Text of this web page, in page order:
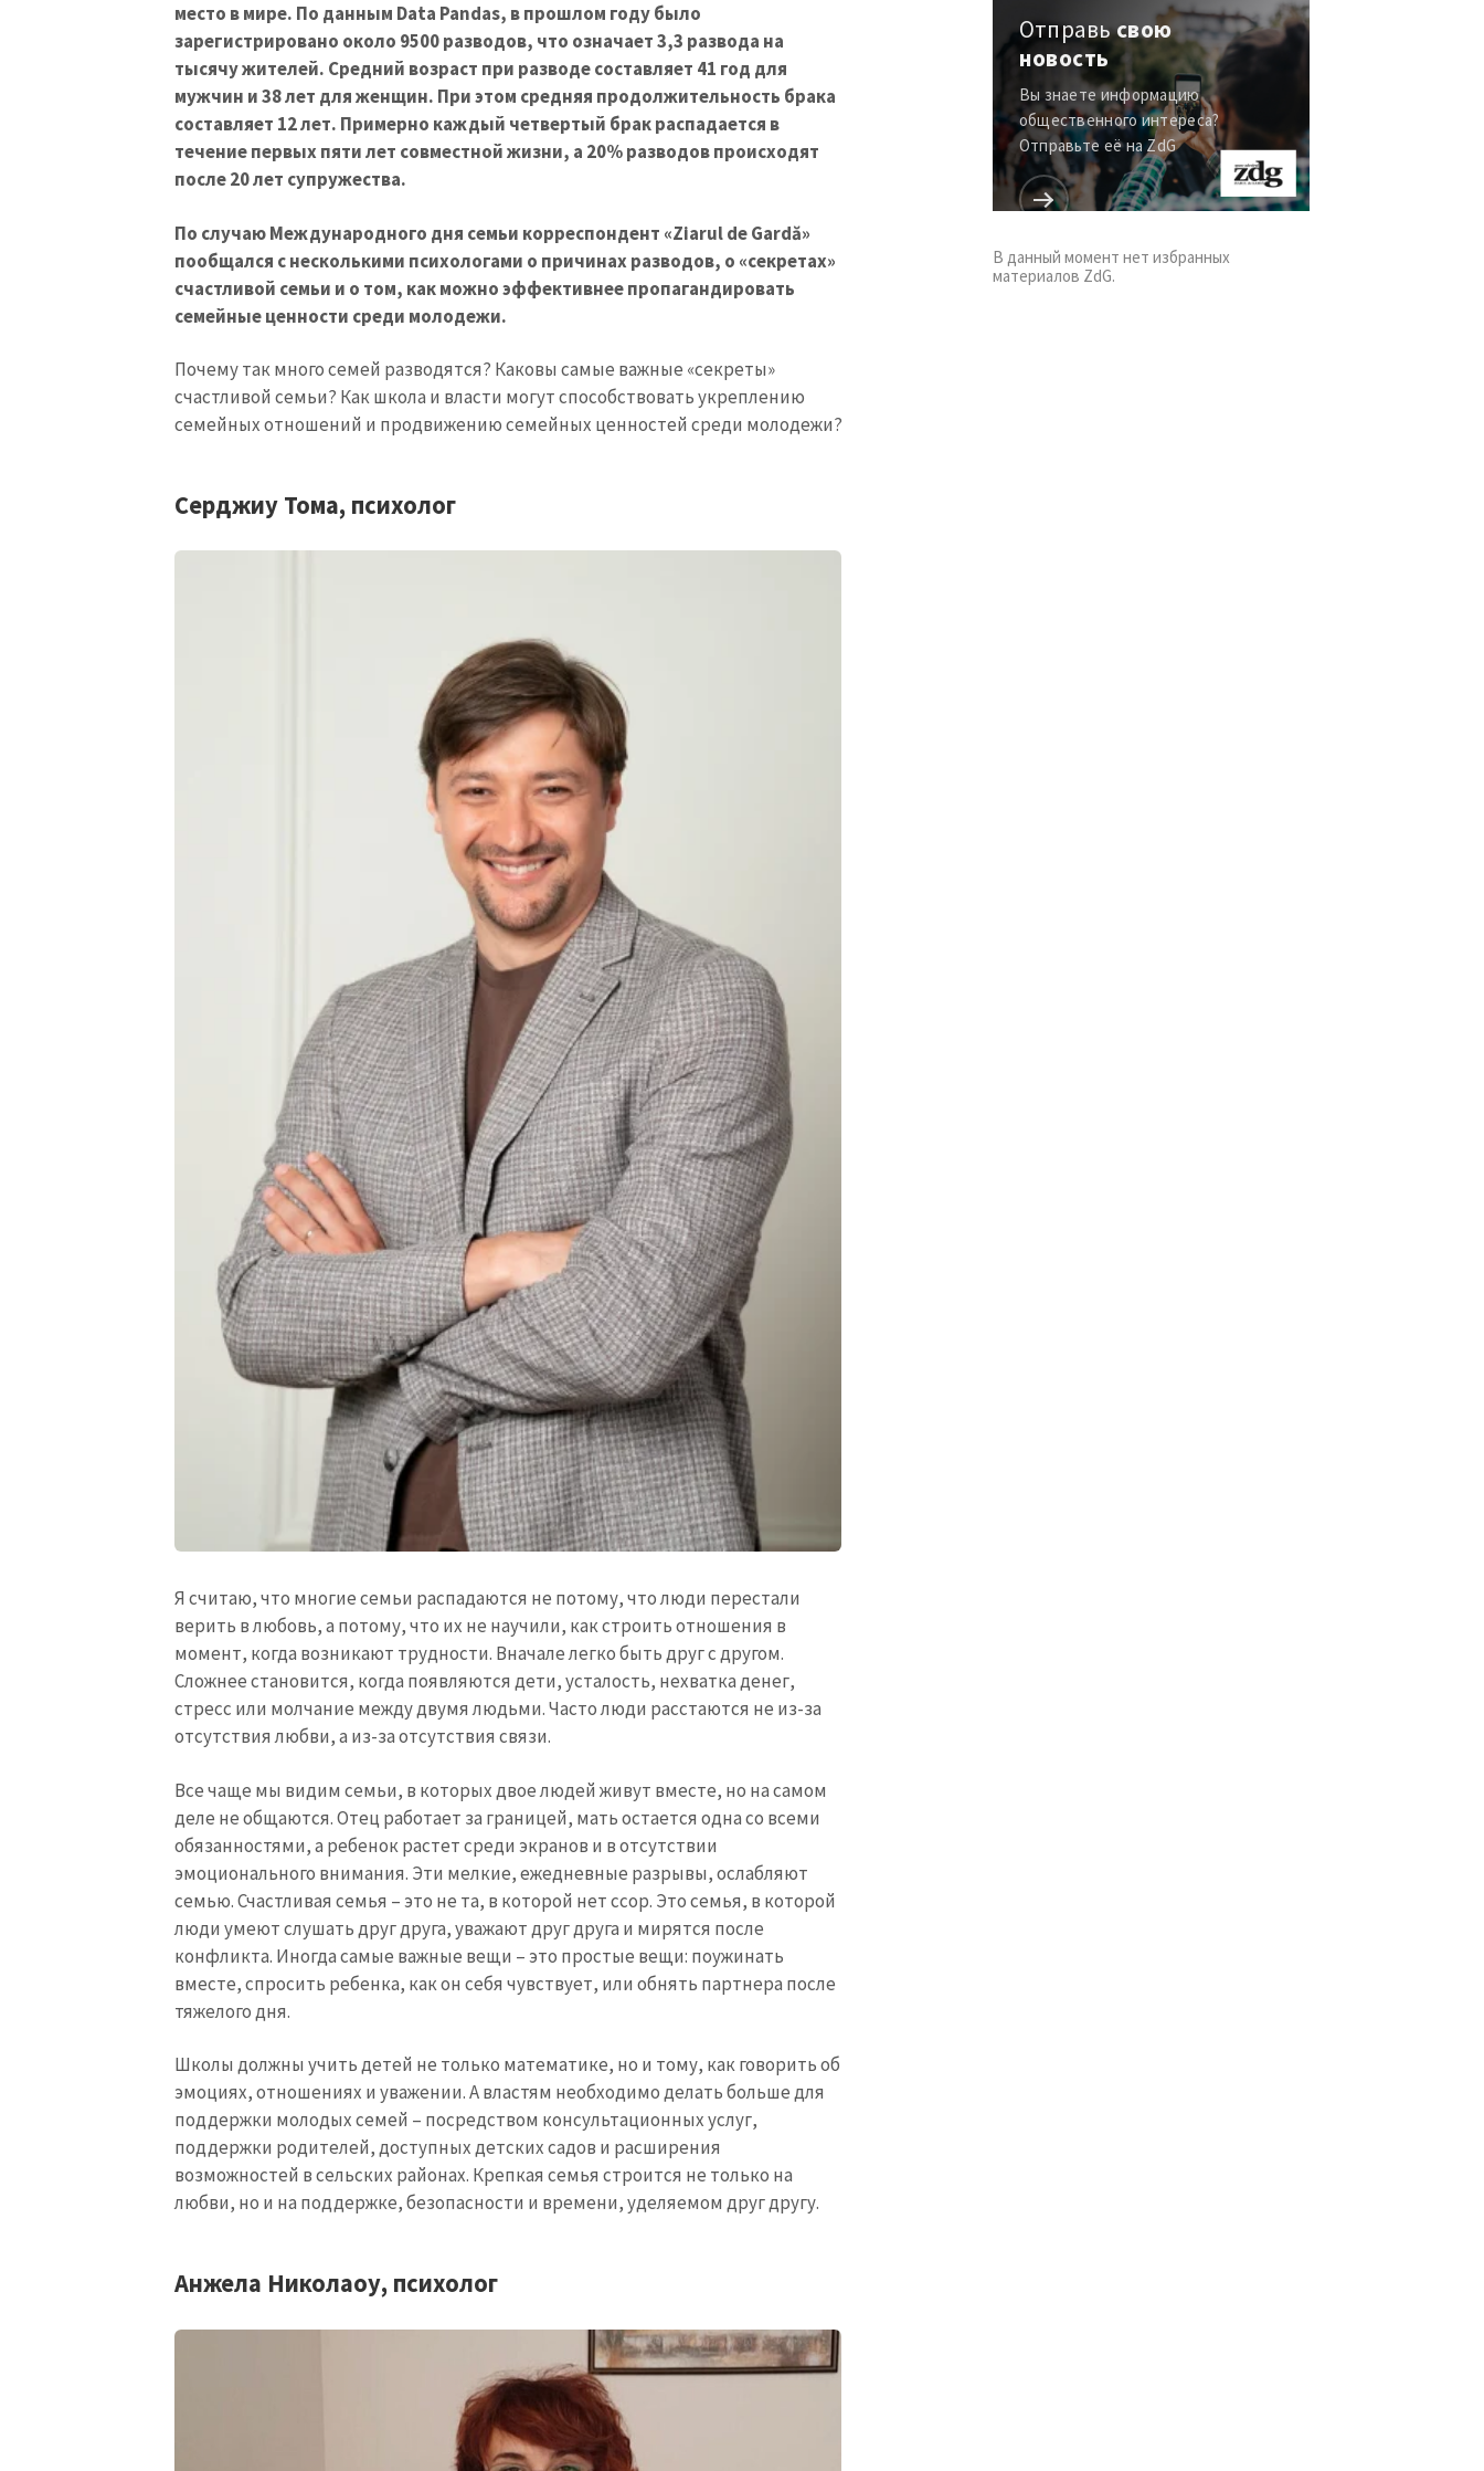
место в мире. По данным Data Pandas, в прошлом году было
зарегистрировано около 9500 разводов, что означает 3,3 развода на
тысячу жителей. Средний возраст при разводе составляет 41 год для
мужчин и 38 лет для женщин. При этом средняя продолжительность брака
составляет 12 лет. Примерно каждый четвертый брак распадается в
течение первых пяти лет совместной жизни, а 20% разводов происходят
после 20 лет супружества.
По случаю Международного дня семьи корреспондент «Ziarul de Gardă»
пообщался с несколькими психологами о причинах разводов, о «секретах»
счастливой семьи и о том, как можно эффективнее пропагандировать
семейные ценности среди молодежи.
Почему так много семей разводятся? Каковы самые важные «секреты»
счастливой семьи? Как школа и власти могут способствовать укреплению
семейных отношений и продвижению семейных ценностей среди молодежи?
Серджиу Тома, психолог
Я считаю, что многие семьи распадаются не потому, что люди перестали
верить в любовь, а потому, что их не научили, как строить отношения в
момент, когда возникают трудности. Вначале легко быть друг с другом.
Сложнее становится, когда появляются дети, усталость, нехватка денег,
стресс или молчание между двумя людьми. Часто люди расстаются не из-за
отсутствия любви, а из-за отсутствия связи.
Все чаще мы видим семьи, в которых двое людей живут вместе, но на самом
деле не общаются. Отец работает за границей, мать остается одна со всеми
обязанностями, а ребенок растет среди экранов и в отсутствии
эмоционального внимания. Эти мелкие, ежедневные разрывы, ослабляют
семью. Счастливая семья – это не та, в которой нет ссор. Это семья, в которой
люди умеют слушать друг друга, уважают друг друга и мирятся после
конфликта. Иногда самые важные вещи – это простые вещи: поужинать
вместе, спросить ребенка, как он себя чувствует, или обнять партнера после
тяжелого дня.
Школы должны учить детей не только математике, но и тому, как говорить об
эмоциях, отношениях и уважении. А властям необходимо делать больше для
поддержки молодых семей – посредством консультационных услуг,
поддержки родителей, доступных детских садов и расширения
возможностей в сельских районах. Крепкая семья строится не только на
любви, но и на поддержке, безопасности и времени, уделяемом друг другу.
Анжела Николаоу, психолог
Отправьсвою
новость
Вы знаете информацию
общественного интереса?
Отправьте её на ZdG
В данный момент нет избранных
материалов ZdG.
МОЯ НОВОСТЬ
Заголовок новости + Добавить заголовок
Фотография + Загрузить изображение
Ссылка на медиа + Добавить ссылку на медиа
Текст новости + Добавить текст новости